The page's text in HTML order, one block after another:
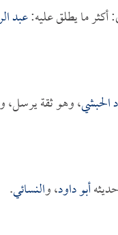
أكثر ما يطلق عليه:عبد
الحبشي، وهو ثقة يرسل،
أبو داود، والنسائي.